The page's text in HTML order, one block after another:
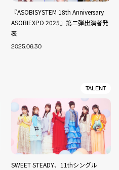
『ASOBISYSTEM 18th Anniversary
ASOBIEXPO 2025』第二弾出演者発
表
2025.06.30
TALENT
SWEET STEADY、11thシングル